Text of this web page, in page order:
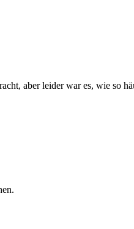
aber leider war es, wie so